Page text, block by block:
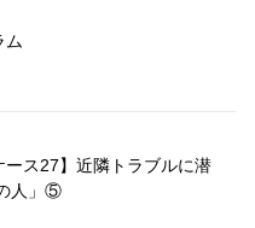
ム
ース27】近隣トラブルに潜
人」⑤